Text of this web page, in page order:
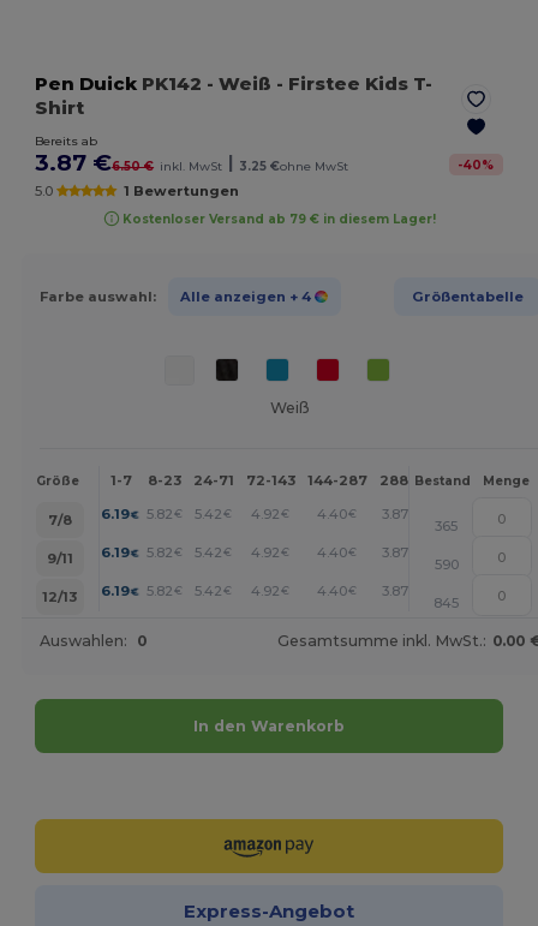
Pen Duick PK142 - Weiß - Firstee Kids T-
Shirt
Bereits ab
3.87 €6.50 € inkl. MwSt | 3.25 €ohne MwSt -40%
5.0 1 Bewertungen
Kostenloser Versand ab 79 € in diesem Lager!
Farbe auswahl: Alle anzeigen + 4 Größentabelle
Weiß
Größe 1-7 8-23 24-71 72-143 144-287 288 + Mehr
Bestand Menge
7/8 6.19€ 5.82€ 5.42 € 4.92 € 4.40€ 3.87 +
365
9/11
6.19€ 5.82€ 5.42 € 4.92 € 4.40€ 3.87 +
590
12/13
6.19€ 5.82€ 5.42 € 4.92 € 4.40€ 3.87 +
845
Auswahlen: 0 Gesamtsumme inkl. MwSt.: 0.00
In den Warenkorb
Express-Angebot